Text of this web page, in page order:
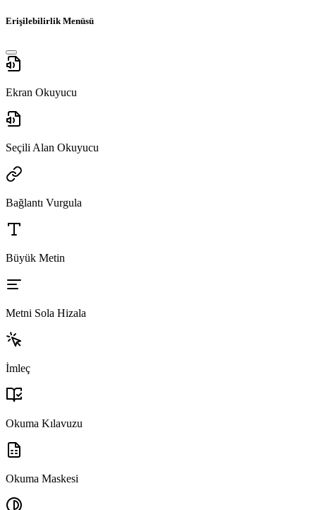
Erişilebilirlik Menüsü
Ekran Okuyucu
Seçili Alan Okuyucu
Bağlantı Vurgula
Büyük Metin
Metni Sola Hizala
İmleç
Okuma Kılavuzu
Okuma Maskesi